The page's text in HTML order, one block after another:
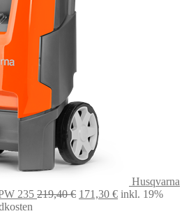
Husqvarna
235 219,40€ Ursprünglicher
171,30 €Aktueller
inkl. 19%